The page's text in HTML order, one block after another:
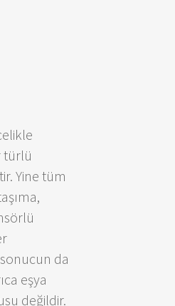
türlü
Yine tüm
da
eşya
değildir.